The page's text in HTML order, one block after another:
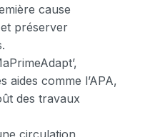
cause
et préserver
aides comme l’APA,
des travaux
circulation